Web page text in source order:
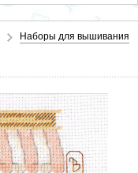
Наборы для вышивания